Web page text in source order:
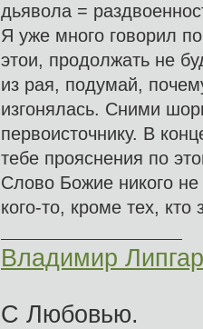
дьявола =
Я уже много говорил
этои, продолжать не
из рая, подумай,
изгонялась. Сними
первоисточнику. В
тебе прояснения по
Слово Божие никого
кого-то, кроме тех,
Владимир
С Любовью.